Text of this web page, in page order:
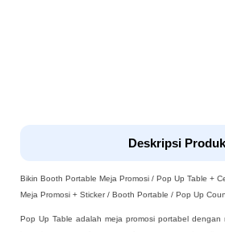
Deskripsi
Bikin Booth Portable Meja Promosi / Pop Up Table +
Meja Promosi + Sticker / Booth Portable / Pop Up
Pop Up Table adalah meja promosi portabel dengan